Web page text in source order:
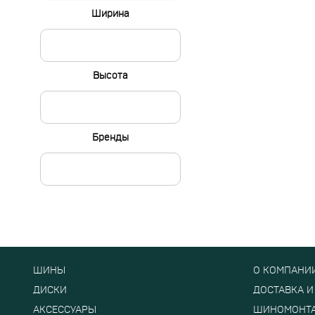
Ширина
Высота
Бренды
ШИНЫ
ДИСКИ
АКСЕССУАРЫ
О
ДОСТАВКА